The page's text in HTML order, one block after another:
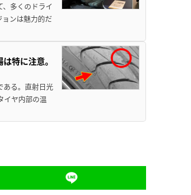
多くのドライ
ンは魅力的だ
特に注意。
ある。直射日光
イヤ内部の温